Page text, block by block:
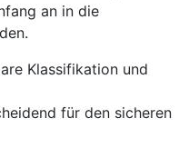
an in die
Klassifikation und
für den sicheren